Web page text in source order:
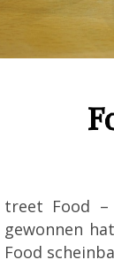
treet Food
gewonnen
Food